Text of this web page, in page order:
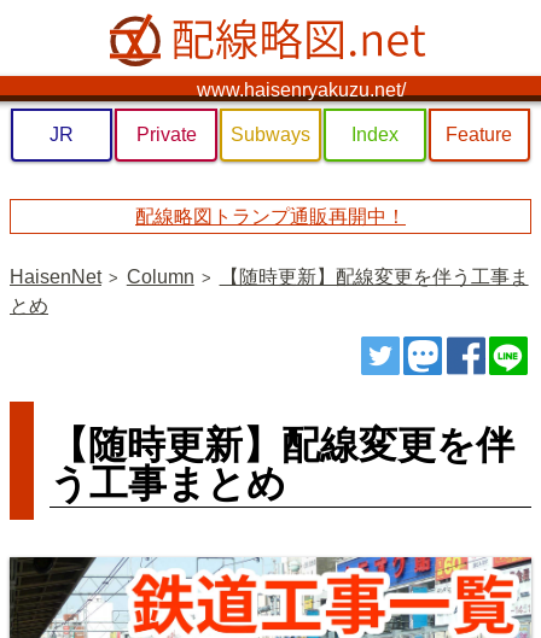
www.haisenryakuzu.net/
JR Private Subways Index Feature
配線略図トランプ通販再開中！
HaisenNet Column
【随時更新】配線変更を伴う工事ま
とめ
ツイートトゥート
シェ
【随時更新】配線変更を伴
う工事まとめ